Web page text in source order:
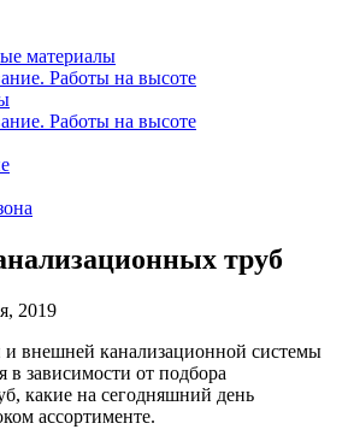
материалы
Работы на высоте
Работы на высоте
труб
2019
и внешней канализационной системы
в зависимости от подбора
какие на сегодняшний день
ассортименте.